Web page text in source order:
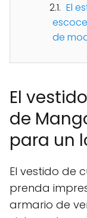
El
de
El
de
para un
El vestido de
prenda
armario de